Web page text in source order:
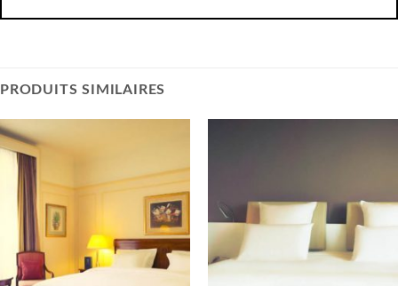
PRODUITS SIMILAIRES